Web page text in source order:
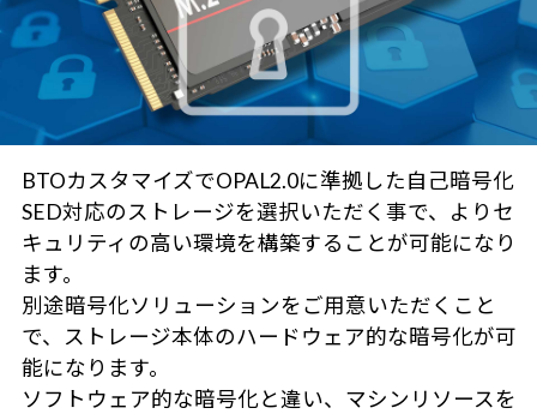
BTOカスタマイズでOPAL2.0に準拠した自己暗号化
SED対応のストレージを選択いただく事で、よりセ
キュリティの高い環境を構築することが可能になり
ます。
別途暗号化ソリューションをご用意いただくこと
で、ストレージ本体のハードウェア的な暗号化が可
能になります。
ソフトウェア的な暗号化と違い、マシンリソースを